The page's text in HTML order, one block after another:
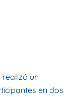
realizó un
en dos